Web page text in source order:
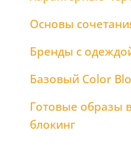
Основы
Бренды с
Базовый Color
Готовые образы
блокинг